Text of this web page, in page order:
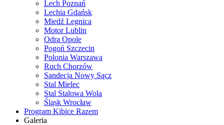
Lech Poznań
Lechia Gdańsk
Miedź Legnica
Motor Lublin
Odra Opole
Pogoń Szczecin
Polonia Warszawa
Ruch Chorzów
Sandecja Nowy Sącz
Stal Mielec
Stal Stalowa Wola
Śląsk Wrocław
Program Kibice Razem
Galeria